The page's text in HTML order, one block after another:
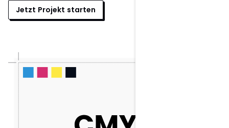
Jetzt Projekt starten